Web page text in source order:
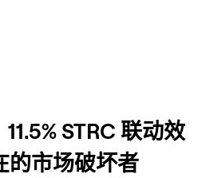
STRC 联动效
的市场破坏者